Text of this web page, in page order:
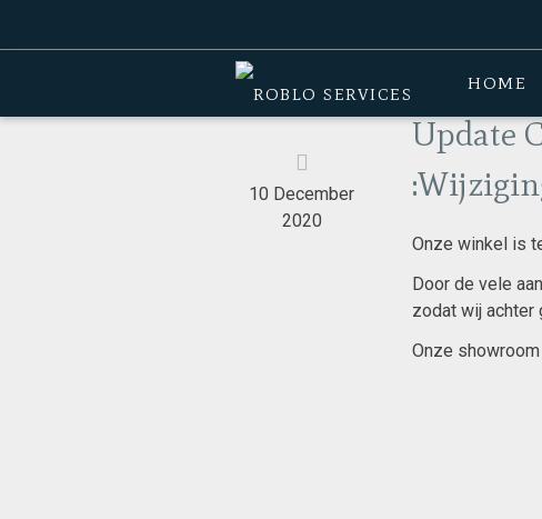
HOME
Update Covid-19 ( 10/
10 December
2020
Update
Onze winkel is
Door de vele
zodat wij achter
Onze